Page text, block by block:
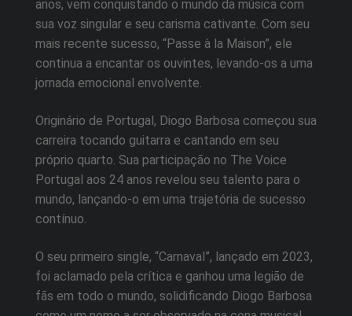
anos, vem conquistando o mundo da música com
sua voz singular e seu carisma cativante. Com seu
mais recente sucesso, “Passe à la Maison”, ele
continua a encantar os ouvintes, levando-os a uma
jornada emocional envolvente.
Originário de Portugal, Diogo Barbosa começou sua
carreira tocando guitarra e cantando em seu
próprio quarto. Sua participação no The Voice
Portugal aos 24 anos revelou seu talento para o
mundo, lançando-o em uma trajetória de sucesso
contínuo.
O seu primeiro single, “Carnaval”, lançado em 2023,
foi aclamado pela crítica e ganhou uma legião de
fãs em todo o mundo, solidificando Diogo Barbosa